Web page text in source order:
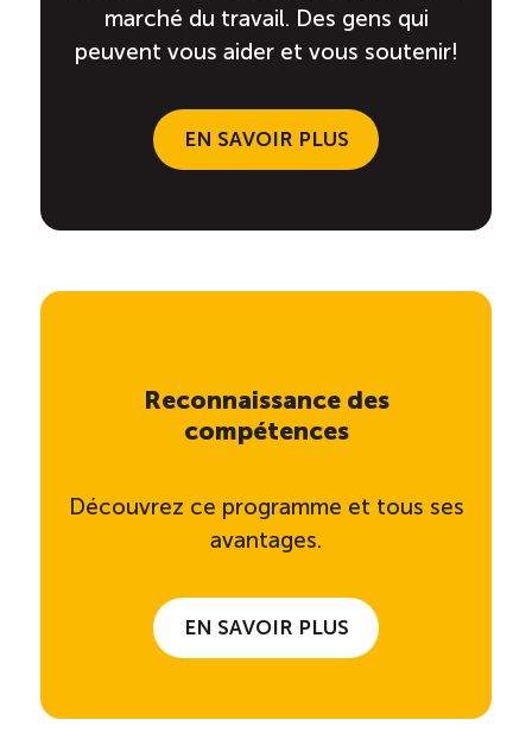
marché du travail. Des gens qui
peuvent vous aider et vous soutenir!
EN SAVOIR PLUS
Reconnaissance des
compétences
Découvrez ce programme et tous ses
avantages.
EN SAVOIR PLUS